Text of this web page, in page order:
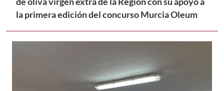
la primera edición del concurso Murcia Oleum